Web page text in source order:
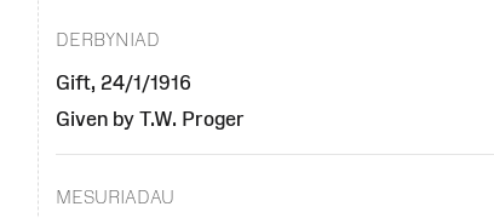
DERBYNIAD
Gift, 24/1/1916
Given by T.W. Proger
MESURIADAU